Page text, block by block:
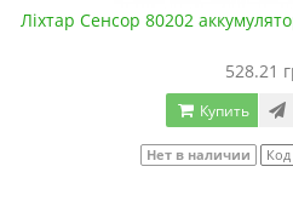
Ліхтар Сенсор 80202
528.21
Купить
Нет в наличии Код